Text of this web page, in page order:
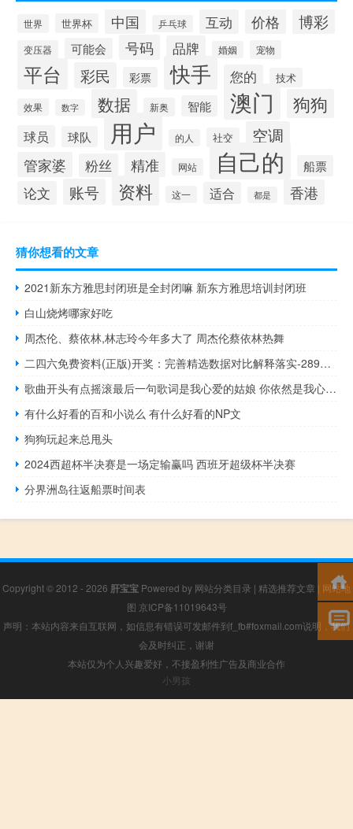
世界 世界杯 中国 乒乓球 互动 价格 博彩
变压器 可能会 号码 品牌 婚姻 宠物
平台 彩民 彩票 快手 您的 技术
效果 数字 数据 新奥 智能 澳门 狗狗
球员 球队 用户 的人 社交 空调
管家婆 粉丝 精准 网站 自己的 船票
论文 账号 资料 这一 适合 都是 香港
猜你想看的文章
2021新东方雅思封闭班是全封闭嘛 新东方雅思培训封闭班
白山烧烤哪家好吃
周杰伦、蔡依林,林志玲今年多大了 周杰伦蔡依林热舞
二四六免费资料(正版)开奖：完善精选数据对比解释落实-2894.3D.A812
歌曲开头有点摇滚最后一句歌词是我心爱的姑娘 你依然是我心爱的姑娘
有什么好看的百和小说么 有什么好看的NP文
狗狗玩起来总甩头
2024西超杯半决赛是一场定输赢吗 西班牙超级杯半决赛
分界洲岛往返船票时间表
Copyright © 2012 - 2026 肝宝宝 Powered by 网站分类目录 | 精选推荐文章 | 网站地
图 京ICP备11019643号
声明：本站内容来自互联网，如信息有错误可发邮件到f_fb#foxmail.com说明，我们
会及时纠正，谢谢
本站仅为个人兴趣爱好，不接盈利性广告及商业合作
小男孩